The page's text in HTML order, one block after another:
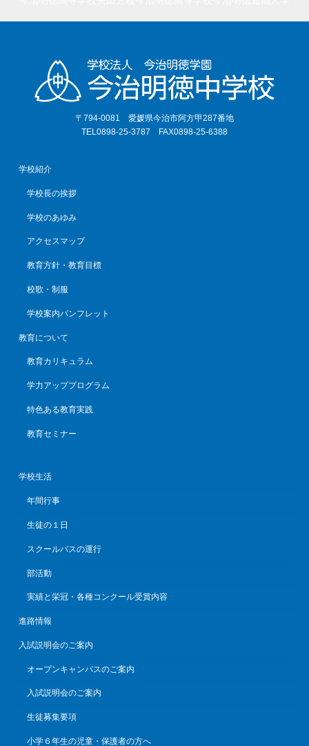
〒794-0081 愛媛県今治市阿方甲287番地
TEL0898-25-3787 FAX0898-25-6388
学校紹介
学校長の挨拶
学校のあゆみ
アクセスマップ
教育方針・教育目標
校歌・制服
学校案内パンフレット
教育について
教育カリキュラム
学力アッププログラム
特色ある教育実践
教育セミナー
学校生活
年間行事
生徒の１日
スクールバスの運行
部活動
実績と栄冠・各種コンクール受賞内容
進路情報
入試説明会のご案内
オープンキャンパスのご案内
入試説明会のご案内
生徒募集要項
小学６年生の児童・保護者の方へ